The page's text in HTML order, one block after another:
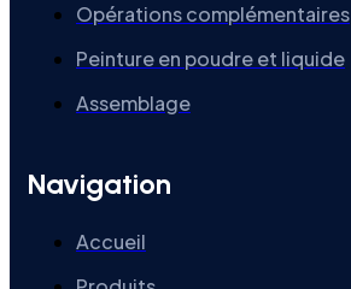
Opérations complémentaires
Peinture en poudre et liquide
Assemblage
Navigation
Accueil